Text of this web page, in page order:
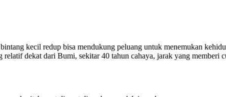
kecil redup bisa mendukung peluang untuk menemukan
dekat dari Bumi, sekitar 40 tahun cahaya, jarak yang memberi